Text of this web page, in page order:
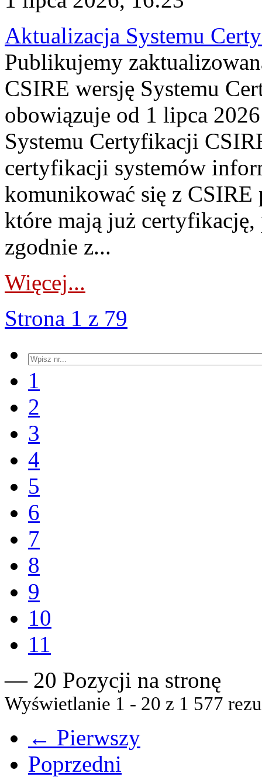
Aktualizacja Systemu
Publikujemy
CSIRE wersję Systemu
obowiązuje od 1 lipca
Systemu Certyfikacji
certyfikacji systemów
komunikować się z
które mają już
zgodnie z...
Więcej...
Strona 1 z 79
1
2
3
4
5
6
7
8
9
10
11
— 20 Pozycji na stronę
Wyświetlanie 1 - 20 z 1 577
← Pierwszy
Poprzedni